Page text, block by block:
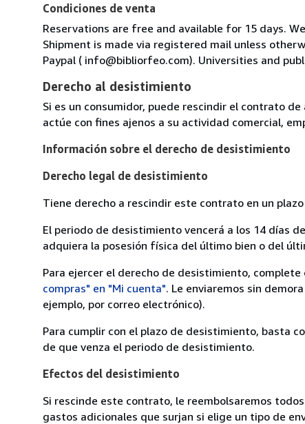
Condiciones de venta
Reservations are free and available for 15 days.
Shipment is made via registered mail unless
Paypal ( info@bibliorfeo.com). Universities and
Derecho al desistimiento
Si es un consumidor, puede rescindir el contrato
actúe con fines ajenos a su actividad comercial,
Información sobre el derecho de desistimiento
Derecho legal de desistimiento
Tiene derecho a rescindir este contrato en un
El periodo de desistimiento vencerá a los 14 días
adquiera la posesión física del último bien o del
Para ejercer el derecho de desistimiento,
compras" en "Mi cuenta". Le enviaremos sin
ejemplo, por correo electrónico).
Para cumplir con el plazo de desistimiento, basta
de que venza el periodo de desistimiento.
Efectos del desistimiento
Si rescinde este contrato, le reembolsaremos
gastos adicionales que surjan si elige un tipo de